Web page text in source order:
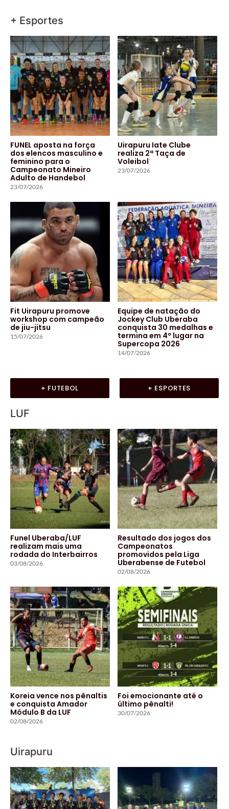
+ Esportes
FUNEL aposta na força
dos elencos masculino e
feminino para o
Campeonato Mineiro
Adulto de Handebol
23/07/2026
Uirapuru Iate Clube
realiza 2ª Taça de
Voleibol
23/07/2026
Fit Uirapuru promove
workshop com campeão
de jiu-jitsu
15/07/2026
Equipe de natação do
Jockey Club Uberaba
conquista 30 medalhas e
termina em 4º lugar na
Supercopa 2026
14/07/2026
+ FUTEBOL + ESPORTES
LUF
Funel Uberaba/LUF
realizam mais uma
rodada do Interbairros
03/08/2026
Resultado dos jogos dos
Campeonatos
promovidos pela Liga
Uberabense de Futebol
02/08/2026
Koreia vence nos pênaltis
e conquista Amador
Módulo B da LUF
02/08/2026
Foi emocionante até o
último pênalti!
30/07/2026
Uirapuru